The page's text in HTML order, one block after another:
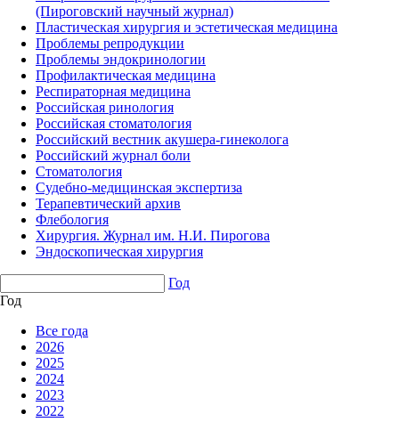
(Пироговский научный журнал)
Пластическая хирургия и эстетическая медицина
Проблемы репродукции
Проблемы эндокринологии
Профилактическая медицина
Респираторная медицина
Российская ринология
Российская стоматология
Российский вестник акушера-гинеколога
Российский журнал боли
Стоматология
Судебно-медицинская экспертиза
Терапевтический архив
Флебология
Хирургия. Журнал им. Н.И. Пирогова
Эндоскопическая хирургия
Год
Год
Все года
2026
2025
2024
2023
2022